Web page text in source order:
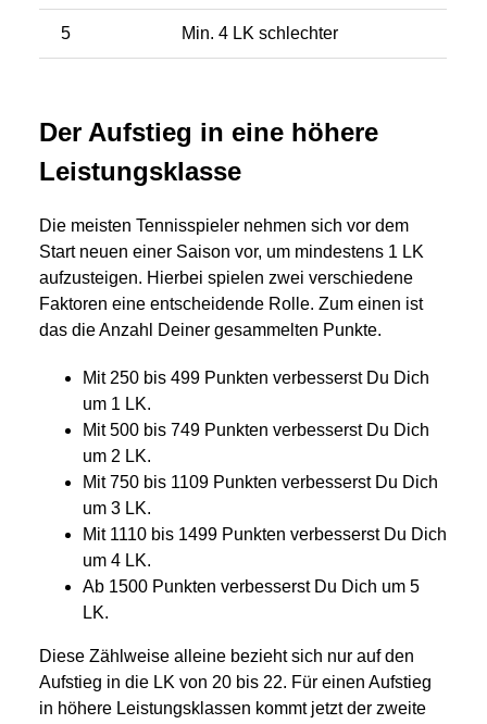
5 Min. 4 LK schlechter
Der Aufstieg in eine höhere
Leistungsklasse
Die meisten Tennisspieler nehmen sich vor dem
Start neuen einer Saison vor, um mindestens 1 LK
aufzusteigen. Hierbei spielen zwei verschiedene
Faktoren eine entscheidende Rolle. Zum einen ist
das die Anzahl Deiner gesammelten Punkte.
Mit 250 bis 499 Punkten verbesserst Du Dich
um 1 LK.
Mit 500 bis 749 Punkten verbesserst Du Dich
um 2 LK.
Mit 750 bis 1109 Punkten verbesserst Du Dich
um 3 LK.
Mit 1110 bis 1499 Punkten verbesserst Du Dich
um 4 LK.
Ab 1500 Punkten verbesserst Du Dich um 5
LK.
Diese Zählweise alleine bezieht sich nur auf den
Aufstieg in die LK von 20 bis 22. Für einen Aufstieg
in höhere Leistungsklassen kommt jetzt der zweite